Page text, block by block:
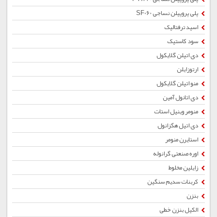
پلی پروپیلن نساجی SF060
اسید ترفتالیک
سود کاستیک
دی اتیلن گلایکول
ارتوزایلن
منو اتیلن گلایکول
دی اتانول آمین
منومر وینیل استات
دی اتیل هگزانول
استایرن منومر
اوره صنعتی گرانوله
زایلین مخلوط
کربنات سدیم سنگین
بنزن
الکیل بنزن خطی